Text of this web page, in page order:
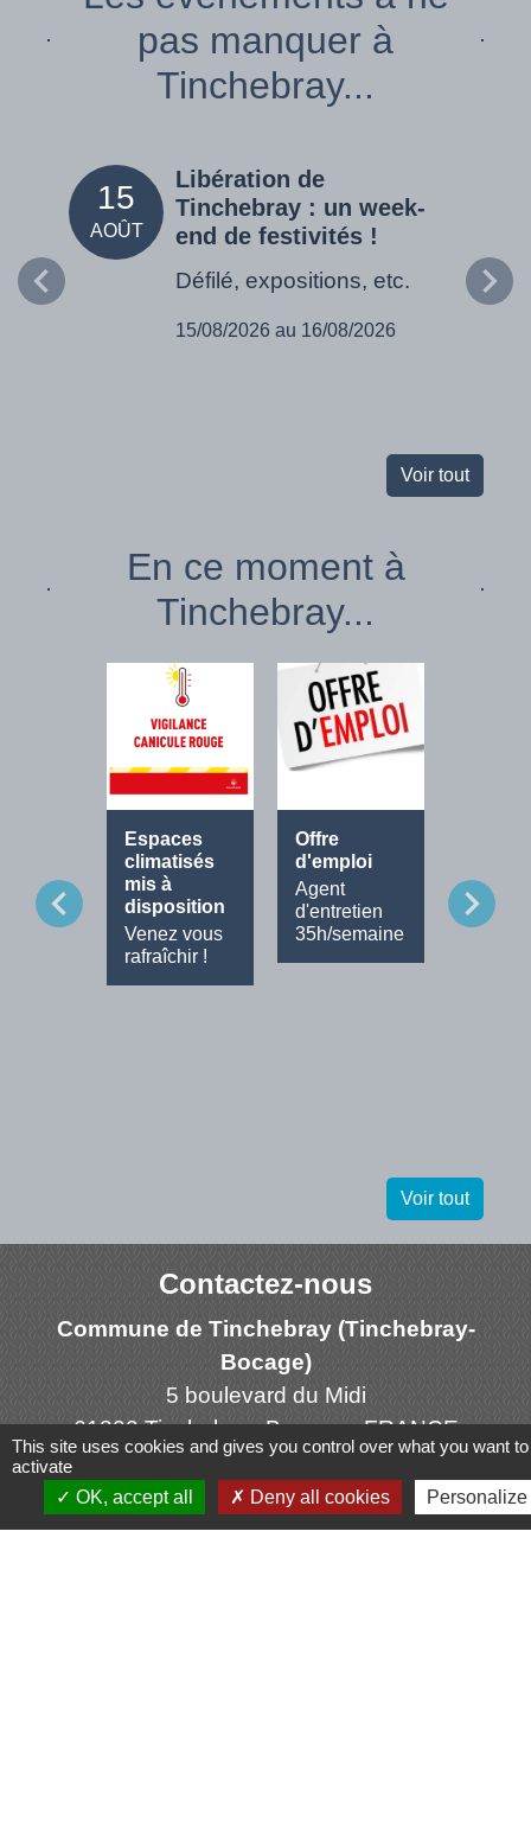
pas manquer à
Tinchebray...
15
AOÛT
Libération de
Tinchebray : un week-
end de festivités !
Défilé, expositions, etc.
15/08/2026 au 16/08/2026
Voir tout
En ce moment à
Tinchebray...
Espaces
climatisés
mis à
disposition
Venez vous
rafraîchir !
Offre
d'emploi
Agent
d'entretien
35h/semaine
Tout le
chevron_left chevron_right
Voir tout
Contactez-nous
Commune de Tinchebray (Tinchebray-
Bocage)
5 boulevard du Midi
61800 Tinchebray-Bocage - FRANCE
+33 2 33 66 60 13
Contact par formulaire
This site uses cookies and gives you control over what you want to
activate
OK, accept all
Deny all cookies Personalize